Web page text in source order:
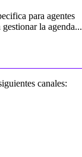
para agentes
la agenda...
canales: